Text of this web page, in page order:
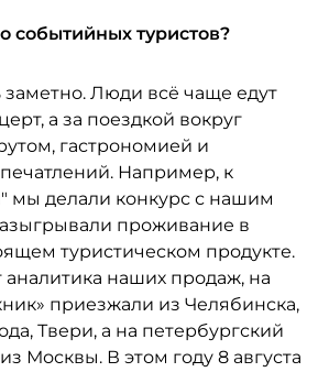
событийных туристов?
Люди всё чаще едут
а за поездкой вокруг
гастрономией и
Например, к
делали конкурс с нашим
проживание в
туристическом продукте.
аналитика наших продаж, на
приезжали из Челябинска,
Твери, а на петербургский
Москвы. В этом году 8 августа